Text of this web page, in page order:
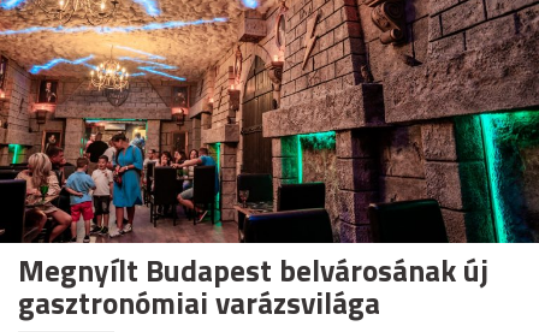
Megnyílt Budapest belvárosának új
gasztronómiai varázsvilága